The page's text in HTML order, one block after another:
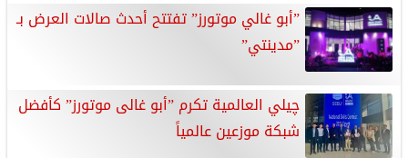
”أبو غالي موتورز” تفتتح أحدث صالات العرض بـ
”مدينتي”
چيلي العالمية تكرم ”أبو غالى موتورز” كأفضل
شبكة موزعين عالمياً